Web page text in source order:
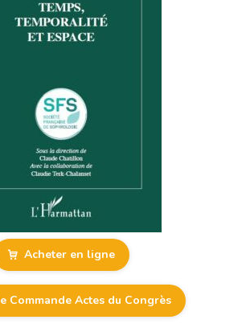
Acheter en ligne
Commande Actes du Congrès